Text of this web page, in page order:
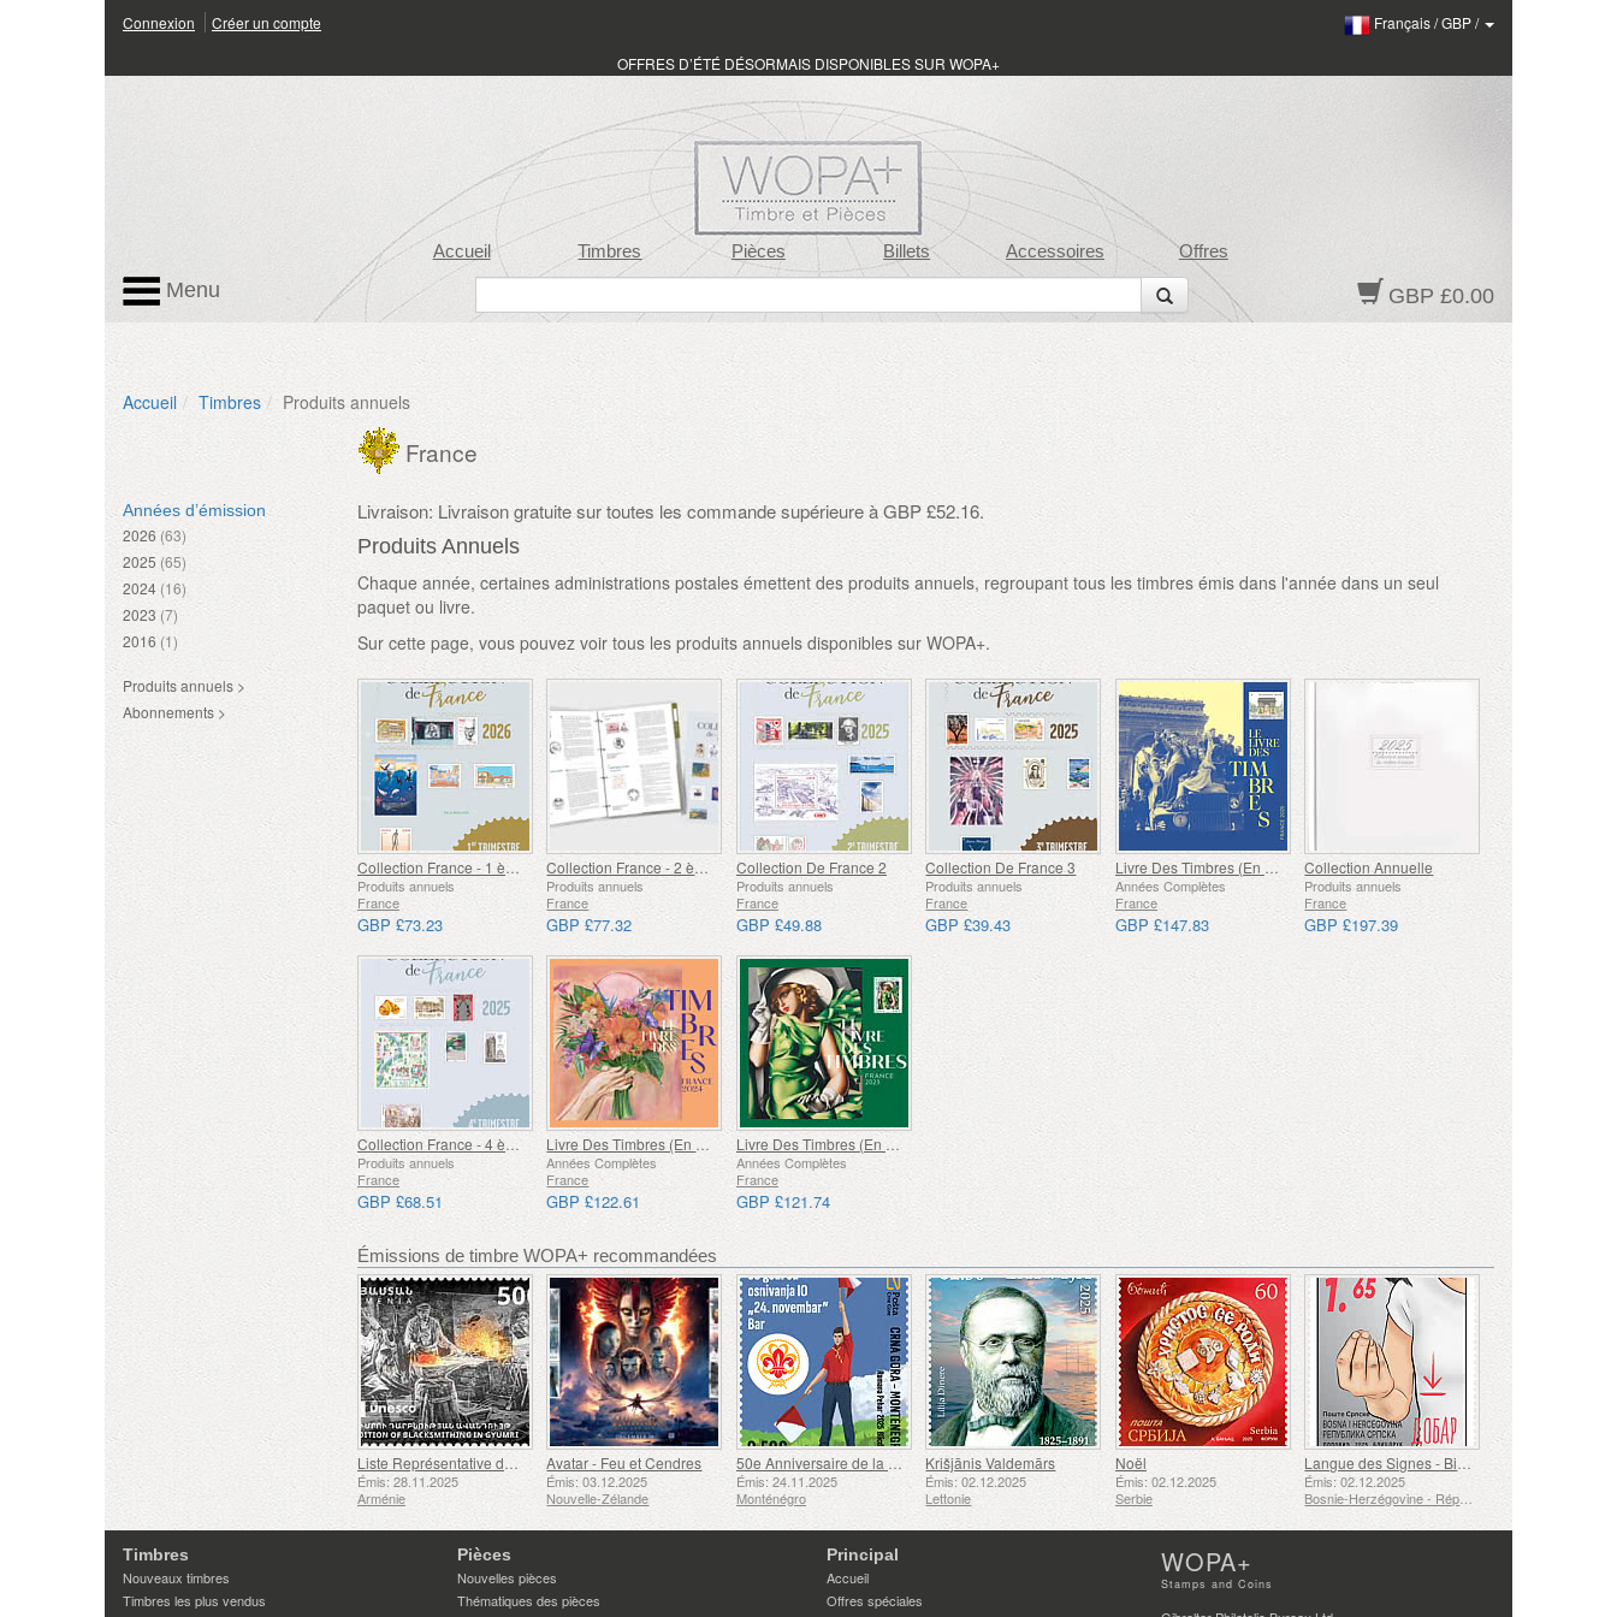
Connexion Créer un compte Français/GBP/
OFFRES D’ÉTÉ DÉSORMAIS DISPONIBLES SUR WOPA+
Accueil Timbres Pièces Billets Accessoires Offres
GBP £0.00
Menu
Accueil Timbres Produits annuels
Années d’émission
2026 (63)
2025 (65)
2024 (16)
2023 (7)
2016 (1)
Produits annuels >
Abonnements >
France
Livraison: Livraison gratuite sur toutes les commande supérieure à GBP £52.16.
Produits Annuels
Chaque année, certaines administrations postales émettent des produits annuels, regroupant tous les timbres émis dans l'année dans un seul
paquet ou livre.
Sur cette page, vous pouvez voir tous les produits annuels disponibles sur WOPA+.
Collection France - 1 ème Trimestre
Produits annuels
France
GBP £73.23
Collection France - 2 ème Trimestre
Produits annuels
France
GBP £77.32
Collection De France 2
Produits annuels
France
GBP £49.88
Collection De France 3
Produits annuels
France
GBP £39.43
Livre Des Timbres (En Français)
Années Complètes
France
GBP £147.83
Collection Annuelle
Produits annuels
France
GBP £197.39
Collection France - 4 ème Trimestre
Produits annuels
France
GBP £68.51
Livre Des Timbres (En Français)
Années Complètes
France
GBP £122.61
Livre Des Timbres (En Français)
Années Complètes
France
GBP £121.74
Émissions de timbre WOPA+ recommandées
Liste Représentative du Patrimoine Culturel Immatériel de l'humanité de l'UNESCO - Tradition de la Forge à Gyumri
Émis: 28.11.2025
Arménie
Avatar - Feu et Cendres
Émis: 03.12.2025
Nouvelle-Zélande
50e Anniversaire de la Fondation du Bar Scout du 24 Novembre
Émis: 24.11.2025
Monténégro
Krišjānis Valdemārs
Émis: 02.12.2025
Lettonie
Noël
Émis: 02.12.2025
Serbie
Langue des Signes - Bien
Émis: 02.12.2025
Timbres
Nouveaux timbres
Timbres les plus vendus
Pièces
Nouvelles pièces
Thématiques des pièces
Principal
Accueil
Offres spéciales
WOPA+
Stamps and Coins